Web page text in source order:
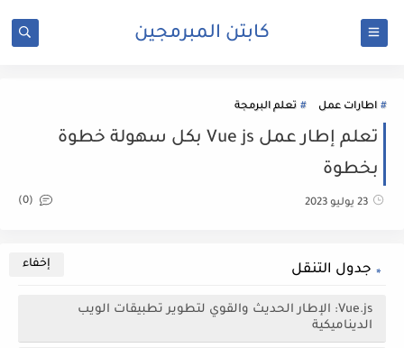
كابتن المبرمجين
اطارات عمل تعلم البرمجة
تعلم إطار عمل Vue js بكل سهولة خطوة
بخطوة
23 يوليو 2023 (0)
جدول التنقل
Vue.js: الإطار الحديث والقوي لتطوير تطبيقات الويب
الديناميكية